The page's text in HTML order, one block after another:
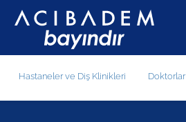
Hastaneler ve Diş Klinikleri Doktorlar